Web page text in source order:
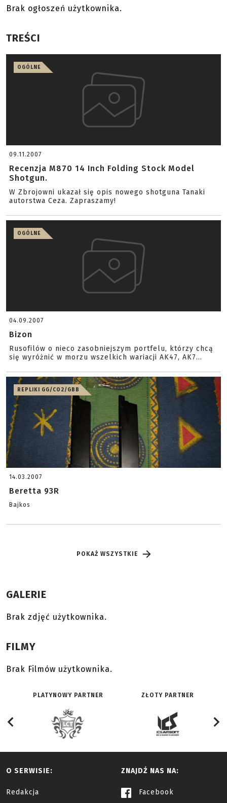
Brak ogłoszeń użytkownika.
TREŚCI
OGÓLNE
09.11.2007
Recenzja M870 14 Inch Folding Stock Model
Shotgun.
W Zbrojowni ukazał się opis nowego shotguna Tanaki
autorstwa Ceza. Zapraszamy!
OGÓLNE
04.09.2007
Bizon
Rusofilów o nieco zasobniejszym portfelu, którzy chcą
się wyróżnić w morzu wszelkich wariacji AK47, AK7...
REPLIKI GG/CO2/GBB
14.03.2007
Beretta 93R
Bajkos
POKAŻ WSZYSTKIE
GALERIE
Brak zdjęć użytkownika.
FILMY
Brak Filmów użytkownika.
PLATYNOWY PARTNER ZŁOTY PARTNER
O SERWISIE:
Redakcja
ZNAJDŹ NAS NA:
Facebook